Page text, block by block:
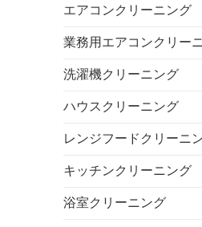
エアコンクリーニング
業務用エアコンクリー
洗濯機クリーニング
ハウスクリーニング
レンジフードクリーニ
キッチンクリーニング
浴室クリーニング